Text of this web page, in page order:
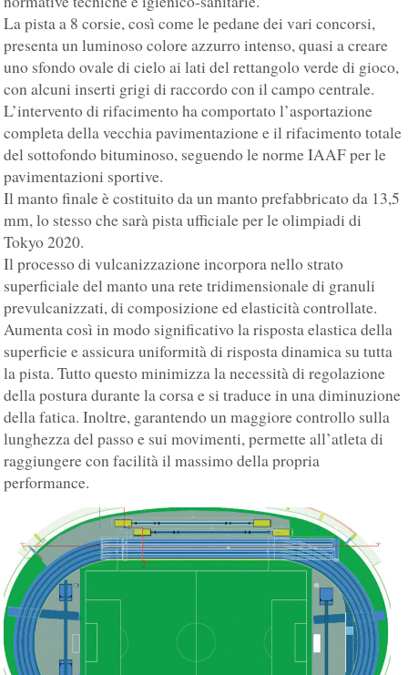
La pista a 8 corsie, così come le pedane dei vari concorsi,
presenta un luminoso colore azzurro intenso, quasi a creare
uno sfondo ovale di cielo ai lati del rettangolo verde di gioco,
con alcuni inserti grigi di raccordo con il campo centrale.
L’intervento di rifacimento ha comportato l’asportazione
completa della vecchia pavimentazione e il rifacimento totale
del sottofondo bituminoso, seguendo le norme IAAF per le
pavimentazioni sportive.
Il manto finale è costituito da un manto prefabbricato da 13,5
mm, lo stesso che sarà pista ufficiale per le olimpiadi di
Tokyo 2020.
Il processo di vulcanizzazione incorpora nello strato
superficiale del manto una rete tridimensionale di granuli
prevulcanizzati, di composizione ed elasticità controllate.
Aumenta così in modo significativo la risposta elastica della
superficie e assicura uniformità di risposta dinamica su tutta
la pista. Tutto questo minimizza la necessità di regolazione
della postura durante la corsa e si traduce in una diminuzione
della fatica. Inoltre, garantendo un maggiore controllo sulla
lunghezza del passo e sui movimenti, permette all’atleta di
raggiungere con facilità il massimo della propria
performance.